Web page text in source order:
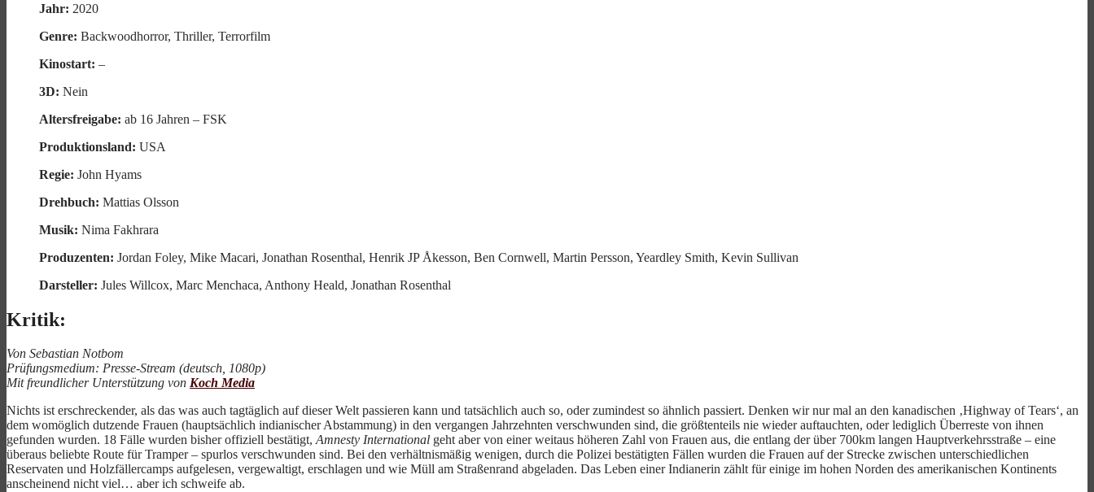
Jahr: 2020
Genre: Backwoodhorror, Thriller, Terrorfilm
Kinostart: –
3D: Nein
Altersfreigabe: ab 16 Jahren – FSK
Produktionsland: USA
Regie: John Hyams
Drehbuch: Mattias Olsson
Musik: Nima Fakhrara
Produzenten: Jordan Foley, Mike Macari, Jonathan Rosenthal, Henrik JP Åkesson, Ben Cornwell, Martin Persson, Yeardley Smith, Kevin Sullivan
Darsteller: Jules Willcox, Marc Menchaca, Anthony Heald, Jonathan Rosenthal
Kritik:
Von Sebastian Notbom
Prüfungsmedium: Presse-Stream (deutsch, 1080p)
Mit freundlicher Unterstützung von Koch Media
Nichts ist erschreckender, als das was auch tagtäglich auf dieser Welt passieren kann und tatsächlich auch so, oder zumindest so ähnlich passiert. Denken wir nur mal an den kanadischen ‚Highway of Tears‘, an
dem womöglich dutzende Frauen (hauptsächlich indianischer Abstammung) in den vergangen Jahrzehnten verschwunden sind, die größtenteils nie wieder auftauchten, oder lediglich Überreste von ihnen
gefunden wurden. 18 Fälle wurden bisher offiziell bestätigt,Amnesty International geht aber von einer weitaus höheren Zahl von Frauen aus, die entlang der über 700km langen Hauptverkehrsstraße – eine
überaus beliebte Route für Tramper – spurlos verschwunden sind. Bei den verhältnismäßig wenigen, durch die Polizei bestätigten Fällen wurden die Frauen auf der Strecke zwischen unterschiedlichen
Reservaten und Holzfällercamps aufgelesen, vergewaltigt, erschlagen und wie Müll am Straßenrand abgeladen. Das Leben einer Indianerin zählt für einige im hohen Norden des amerikanischen Kontinents
anscheinend nicht viel… aber ich schweife ab.